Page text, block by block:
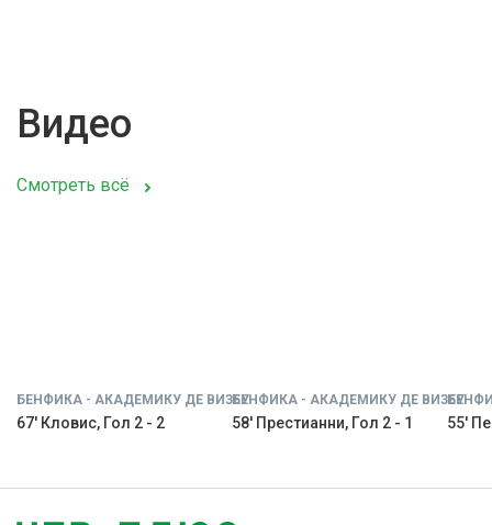
Видео
Смотреть всё
БЕНФИКА - АКАДЕМИКУ ДЕ ВИЗЕУ
67' Кловис, Гол 2 - 2
БЕНФИКА - АКАДЕМИКУ ДЕ ВИЗЕУ
58' Престианни, Гол 2 - 1 55'